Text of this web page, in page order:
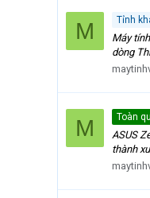
M Tỉnh
Máy
dòng
M Toàn
ASUS
thành